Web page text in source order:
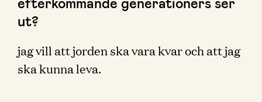
ut?
jag vill att jorden ska vara kvar och att jag
ska kunna leva.